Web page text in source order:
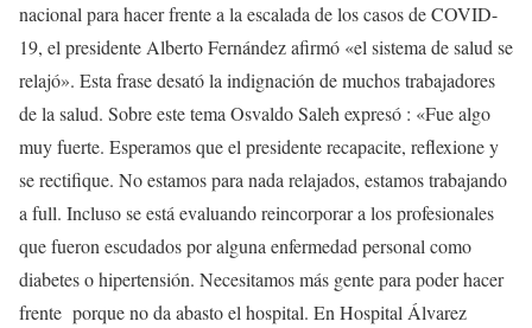
nacional para hacer frente a la escalada de los casos de COVID-
19, el presidente Alberto Fernández afirmó «el sistema de salud se
relajó». Esta frase desató la indignación de muchos trabajadores
de la salud. Sobre este tema Osvaldo Saleh expresó : «Fue algo
muy fuerte. Esperamos que el presidente recapacite, reflexione y
se rectifique. No estamos para nada relajados, estamos trabajando
a full. Incluso se está evaluando reincorporar a los profesionales
que fueron escudados por alguna enfermedad personal como
diabetes o hipertensión. Necesitamos más gente para poder hacer
frente porque no da abasto el hospital. En Hospital Álvarez